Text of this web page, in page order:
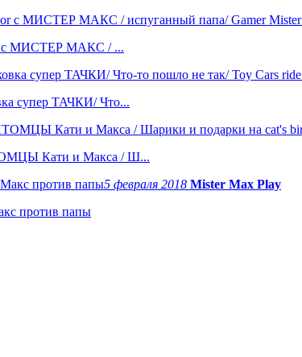
с МИСТЕР МАКС / ...
супер ТАЧКИ/ Что...
Кати и Макса / Ш...
5 февраля 2018 Mister Max Play
против папы